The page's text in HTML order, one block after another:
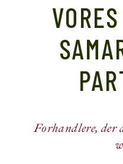
Forhandlere, der